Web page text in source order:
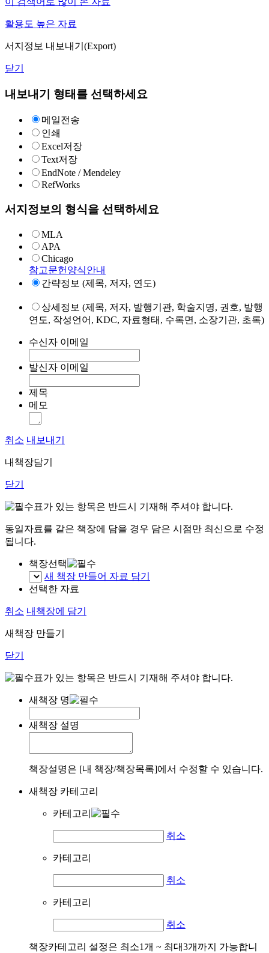
활용도 높은 자료
서지정보 내보내기(Export)
닫기
내보내기 형태를 선택하세요
메일전송
인쇄
Excel저장
Text저장
EndNote / Mendeley
RefWorks
서지정보의 형식을 선택하세요
MLA
APA
Chicago
참고문헌양식안내
간략정보 (제목, 저자, 연도)
상세정보 (제목, 저자, 발행기관, 학술지명, 권호, 발행
연도, 작성언어, KDC, 자료형태, 수록면, 소장기관, 초록)
수신자 이메일
발신자 이메일
제목
메모
취소 내보내기
내책장담기
닫기
표가 있는 항목은 반드시 기재해 주셔야 합니다.
동일자료를 같은 책장에 담을 경우 담은 시점만 최신으로 수정
됩니다.
책장선택
새 책장 만들어 자료 담기
선택한 자료
취소 내책장에 담기
새책장 만들기
닫기
표가 있는 항목은 반드시 기재해 주셔야 합니다.
새책장 명
새책장 설명
책장설명은 [내 책장/책장목록]에서 수정할 수 있습니다.
새책장 카테고리
카테고리
취소
카테고리
취소
카테고리
취소
책장카테고리 설정은 최소1개 ~ 최대3개까지 가능합니